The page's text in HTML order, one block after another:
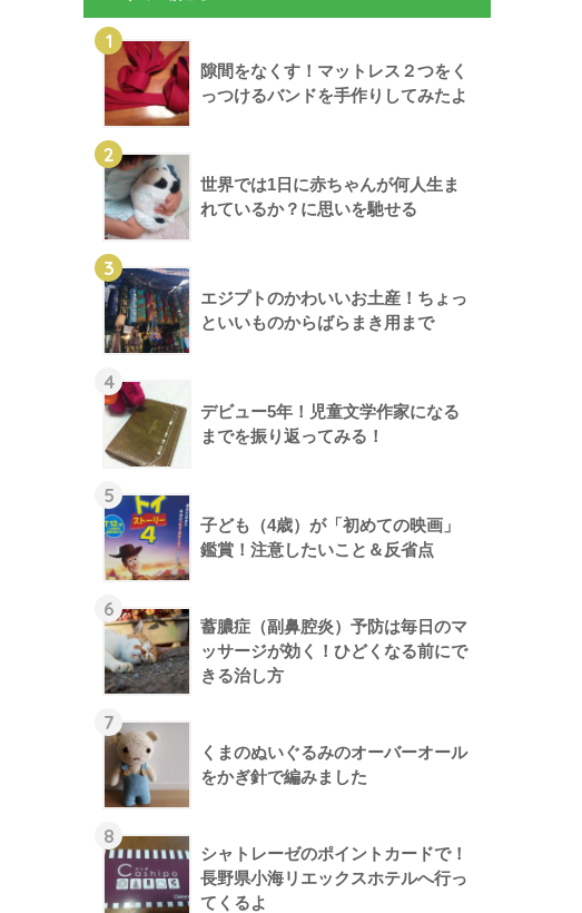
1
隙間をなくす！マットレス２つをく
っつけるバンドを手作りしてみたよ
2
世界では1日に赤ちゃんが何人生ま
れているか？に思いを馳せる
3
エジプトのかわいいお土産！ちょっ
といいものからばらまき用まで
4
デビュー5年！児童文学作家になる
までを振り返ってみる！
5
子ども（4歳）が「初めての映画」
鑑賞！注意したいこと＆反省点
6
蓄膿症（副鼻腔炎）予防は毎日のマ
ッサージが効く！ひどくなる前にで
きる治し方
7
くまのぬいぐるみのオーバーオール
をかぎ針で編みました
8
シャトレーゼのポイントカードで！
長野県小海リエックスホテルへ行っ
てくるよ